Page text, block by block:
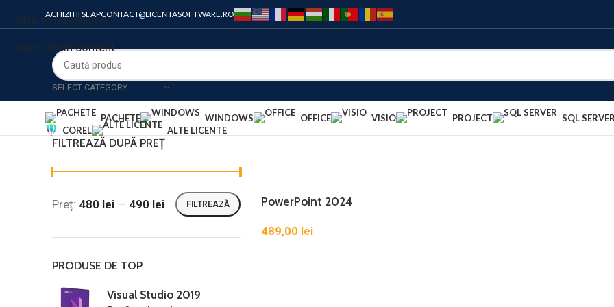
Skip to navigation
Skip to main content
ACHIZITII SEAPCONTACT@LICENTASOFTWARE.RO
SELECT CATEGORY
PACHETE WINDOWS OFFICE VISIO PROJECT
SQL
COREL
ALTE LICENTE
FILTREAZĂ DUPĂ PREȚ
FILTREAZĂ
Preț: 480 lei — 490 lei
PRODUSE DE TOP
Visual Studio 2019
PowerPoint 2024
489,00 lei